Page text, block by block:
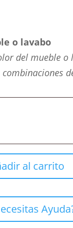
o lavabo
del mueble o
al carrito